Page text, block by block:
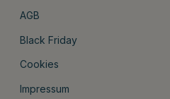
AGB
Black Friday
Cookies
Impressum